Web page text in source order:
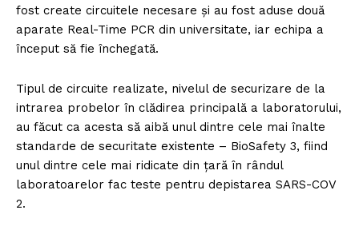
fost create circuitele necesare și au fost aduse două
aparate Real-Time PCR din universitate, iar echipa a
început să fie închegată.
Tipul de circuite realizate, nivelul de securizare de la
intrarea probelor în clădirea principală a laboratorului,
au făcut ca acesta să aibă unul dintre cele mai înalte
standarde de securitate existente – BioSafety 3, fiind
unul dintre cele mai ridicate din țară în rândul
laboratoarelor fac teste pentru depistarea SARS-COV
2.